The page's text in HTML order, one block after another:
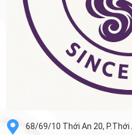
68/69/10 Thới An 20, P.Thới